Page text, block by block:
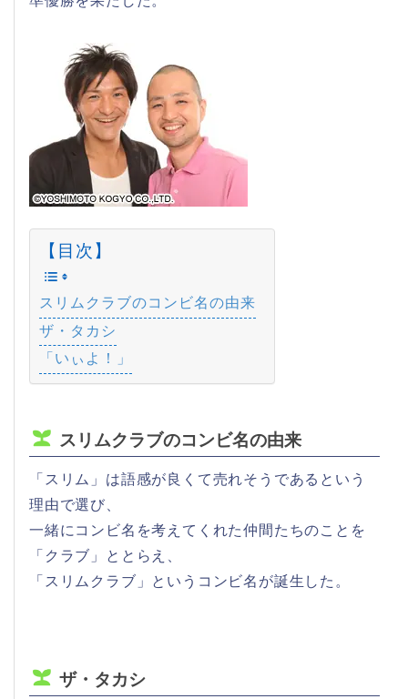
【目次】
スリムクラブのコンビ名の由来
ザ・タカシ
「いぃよ！」
スリムクラブのコンビ名の由来
「スリム」は語感が良くて売れそうであるという
理由で選び、
一緒にコンビ名を考えてくれた仲間たちのことを
「クラブ」ととらえ、
「スリムクラブ」というコンビ名が誕生した。
ザ・タカシ